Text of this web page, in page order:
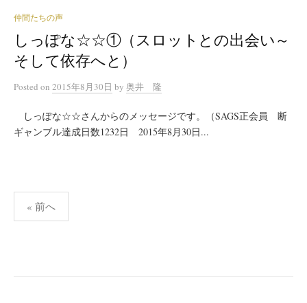
仲間たちの声
しっぽな☆☆①（スロットとの出会い～
そして依存へと）
Posted on 2015年8月30日 by 奥井 隆
しっぽな☆☆さんからのメッセージです。（SAGS正会員 断
ギャンブル達成日数1232日 2015年8月30日...
« 前へ